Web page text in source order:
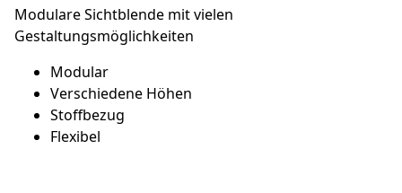
Modulare Sichtblende mit vielen
Gestaltungsmöglichkeiten
Modular
Verschiedene Höhen
Stoffbezug
Flexibel